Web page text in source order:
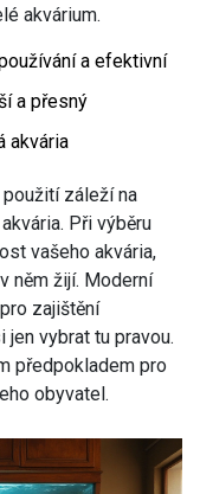
akvárium.
a efektivní
a přesný
akvária
záleží na
Při výběru
vašeho akvária,
něm žijí. Moderní
zajištění
vybrat tu pravou.
předpokladem pro
obyvatel.